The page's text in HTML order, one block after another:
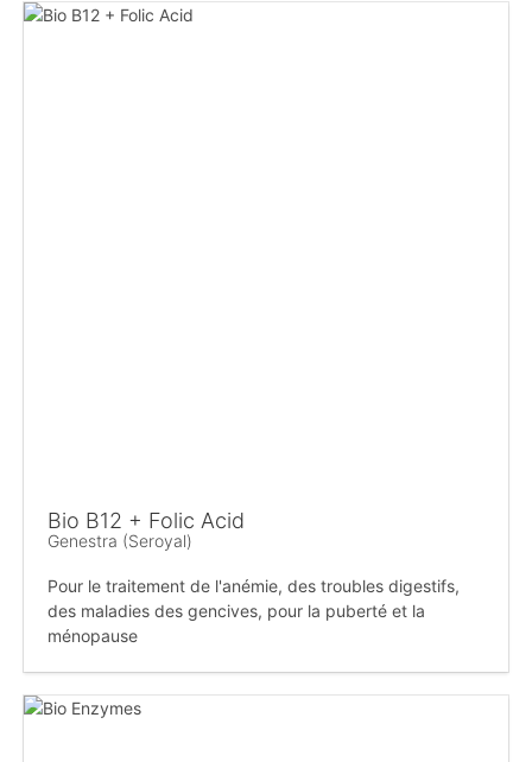
Bio B12 + Folic Acid
Genestra (Seroyal)
Pour le traitement de l'anémie, des troubles digestifs,
des maladies des gencives, pour la puberté et la
ménopause